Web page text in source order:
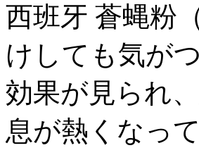
西班牙 蒼蝿粉
けしても気が
効果が見られ
息が熱くなっ